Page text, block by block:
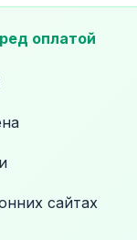
оплатой
сайтах